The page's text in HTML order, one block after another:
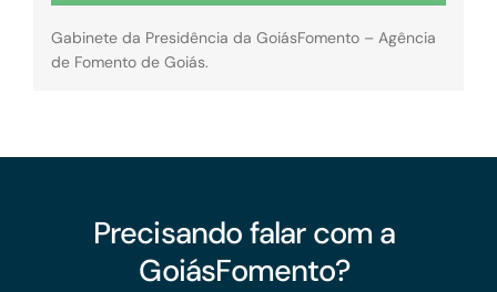
Gabinete da Presidência da GoiásFomento – Agência
de Fomento de Goiás.
Precisando falar com a
GoiásFomento?